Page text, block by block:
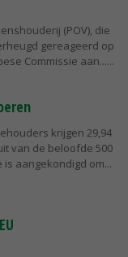
(POV), die
gereageerd op
Commissie aan...
krijgen 29,94
van de beloofde 500
aangekondigd om...